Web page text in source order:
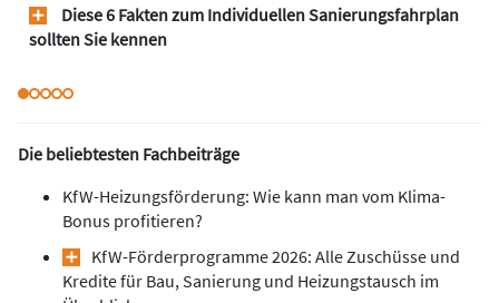
Diese 6 Fakten zum Individuellen Sanierungsfahrplan
sollten Sie kennen
Die beliebtesten Fachbeiträge
KfW-Heizungsförderung: Wie kann man vom Klima-
Bonus profitieren?
KfW-Förderprogramme 2026: Alle Zuschüsse und
Kredite für Bau, Sanierung und Heizungstausch im